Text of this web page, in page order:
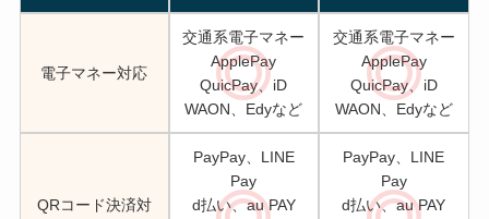
電子マネー対応
交通系電子マネー
ApplePay
QuicPay、iD
WAON、Edyなど
交通系電子マネー
ApplePay
QuicPay、iD
WAON、Edyなど
QRコード決済対
PayPay、LINE
Pay
d払い、au PAY
PayPay、LINE
Pay
d払い、au PAY